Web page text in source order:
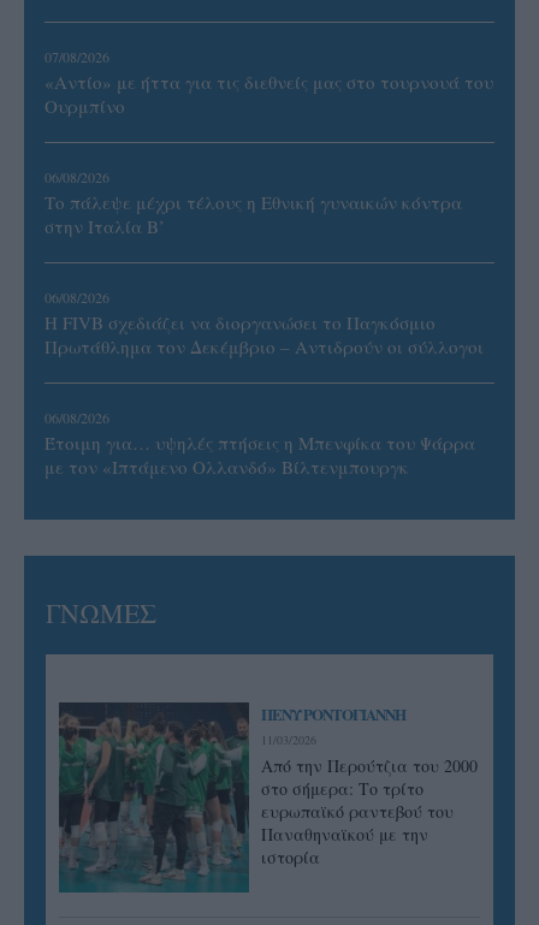
07/08/2026
«Αντίο» με ήττα για τις διεθνείς μας στο τουρνουά του
Ουρμπίνο
06/08/2026
Το πάλεψε μέχρι τέλους η Εθνική γυναικών κόντρα
στην Ιταλία Β’
06/08/2026
Η FIVB σχεδιάζει να διοργανώσει το Παγκόσμιο
Πρωτάθλημα τον Δεκέμβριο – Αντιδρούν οι σύλλογοι
06/08/2026
Έτοιμη για… υψηλές πτήσεις η Μπενφίκα του Ψάρρα
με τον «Ιπτάμενο Ολλανδό» Βίλτενμπουργκ
ΓΝΩΜΕΣ
ΠΕΝΥ ΡΟΝΤΟΓΙΑΝΝΗ
11/03/2026
Από την Περούτζια του 2000
στο σήμερα: Tο τρίτο
ευρωπαϊκό ραντεβού του
Παναθηναϊκού με την
ιστορία